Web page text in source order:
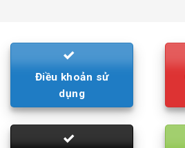
Điều khoản sử
dụng